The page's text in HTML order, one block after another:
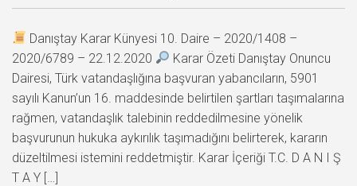
Danıştay Karar Künyesi 10. Daire – 2020/1408 –
2020/6789 – 22.12.2020
Karar Özeti Danıştay Onuncu
Dairesi, Türk vatandaşlığına başvuran yabancıların, 5901
sayılı Kanun’un 16. maddesinde belirtilen şartları taşımalarına
rağmen, vatandaşlık talebinin reddedilmesine yönelik
başvurunun hukuka aykırılık taşımadığını belirterek, kararın
düzeltilmesi istemini reddetmiştir. Karar İçeriği T.C. D A N I Ş
T A Y […]